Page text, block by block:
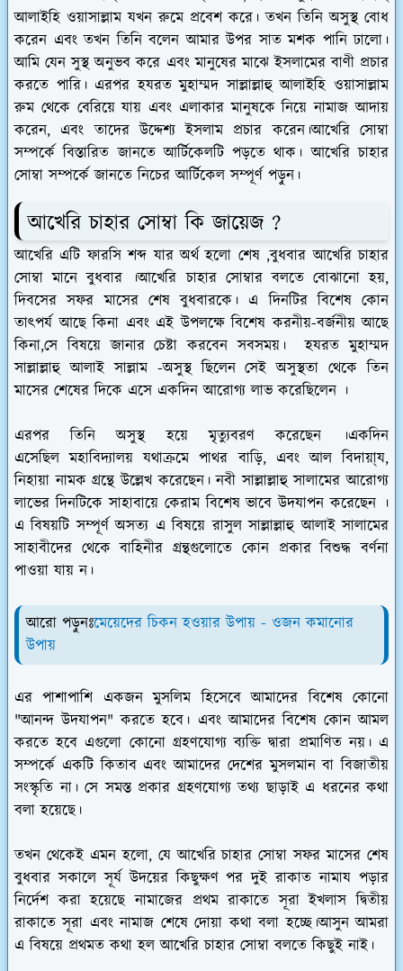
আলাইহি ওয়াসাল্লাম যখন রুমে প্রবেশ করে। তখন তিনি অসুস্থ বোধ
করেন এবং তখন তিনি বলেন আমার উপর সাত মশক পানি ঢালো।
আমি যেন সুস্থ অনুভব করে এবং মানুষের মাঝে ইসলামের বাণী প্রচার
করতে পারি। এরপর হযরত মুহাম্মদ সাল্লাল্লাহু আলাইহি ওয়াসাল্লাম
রুম থেকে বেরিয়ে যায় এবং এলাকার মানুষকে নিয়ে নামাজ আদায়
করেন, এবং তাদের উদ্দেশ্য ইসলাম প্রচার করেন।আখেরি সোম্বা
সম্পর্কে বিস্তারিত জানতে আর্টিকেলটি পড়তে থাক। আখেরি চাহার
সোম্বা সম্পর্কে জানতে নিচের আর্টিকেল সম্পূর্ণ পড়ুন।
আখেরি চাহার সোম্বা কি জায়েজ ?
আখেরিএটি ফারসি শব্দ যার অর্থ হলো শেষ ,বুধবার আখেরি চাহার
সোম্বা মানে বুধবার ।আখেরি চাহার সোম্বার বলতে বোঝানো হয়,
দিবসের সফর মাসের শেষ বুধবারকে। এ দিনটির বিশেষ কোন
তাৎপর্য আছে কিনা এবং এই উপলক্ষে বিশেষ করনীয়-বর্জনীয় আছে
কিনা,সে বিষয়ে জানার চেষ্টা করবেন সবসময়। হযরত মুহাম্মদ
সাল্লাল্লাহু আলাই সাল্লাম -অসুস্থ ছিলেন সেই অসুস্থতা থেকে তিন
মাসের শেষের দিকে এসে একদিন আরোগ্য লাভ করেছিলেন ।
এরপর তিনি অসুস্থ হয়ে মৃত্যুবরণ করেছেন ।একদিন
এসেছিলমহাবিদ্যালয় যথাক্রমে পাথর বাড়ি, এবং আল বিদায়া্য,
নিহায়া নামক গ্রন্থে উল্লেখ করেছেন। নবী সাল্লাল্লাহু সালামের আরোগ্য
লাভের দিনটিকে সাহাবায়ে কেরাম বিশেষ ভাবে উদযাপন করেছেন ।
এ বিষয়টি সম্পূর্ণ অসত্য এ বিষয়ে রাসুল সাল্লাল্লাহু আলাই সালামের
সাহাবীদের থেকে বাহিনীর গ্রন্থগুলোতে কোন প্রকার বিশুদ্ধ বর্ণনা
পাওয়া যায় ন।
আরো পড়ুনঃমেয়েদের চিকন হওয়ার উপায় - ওজন কমানোর
উপায়
এর পাশাপাশি একজন মুসলিম হিসেবে আমাদের বিশেষ কোনো
"আনন্দ উদযাপন" করতে হবে। এবং আমাদের বিশেষ কোন আমল
করতে হবে এগুলো কোনো গ্রহণযোগ্য ব্যক্তি দ্বারা প্রমাণিত নয়। এ
সম্পর্কে একটি কিতাব এবং আমাদের দেশের মুসলমান বা বিজাতীয়
সংস্কৃতি না। সে সমস্ত প্রকার গ্রহণযোগ্য তথ্য ছাড়াই এ ধরনের কথা
বলা হয়েছে।
তখন থেকেই এমন হলো, যে আখেরি চাহার সোম্বা সফর মাসের শেষ
বুধবার সকালে সূর্য উদয়ের কিছুক্ষণ পর দুই রাকাত নামায পড়ার
নির্দেশ করা হয়েছে নামাজের প্রথম রাকাতে সূরা ইখলাস দ্বিতীয়
রাকাতে সূরা এবং নামাজ শেষে দোয়া কথা বলা হচ্ছে।আসুন আমরা
এ বিষয়ে প্রথমত কথা হল আখেরি চাহার সোম্বা বলতে কিছুই নাই।